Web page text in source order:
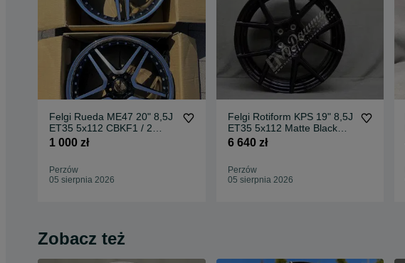
Felgi Rueda ME47 20" 8,5J
ET35 5x112 CBKF1 / 2
sztuki
1 000 zł
Perzów
05 sierpnia 2026
Felgi Rotiform KPS 19" 8,5J
ET35 5x112 Matte Black
Face w/ Gloss
6 640 zł
Perzów
05 sierpnia 2026
Zobacz też